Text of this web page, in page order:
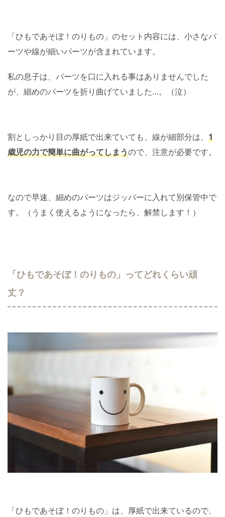
「ひもであそぼ！のりもの」のセット内容には、小さなパ
ーツや線が細いパーツが含まれています。
私の息子は、パーツを口に入れる事はありませんでした
が、細めのパーツを折り曲げていました…。（泣）
割としっかり目の厚紙で出来ていても、線が細部分は、 1
歳児の力で簡単に曲がってしまうので、注意が必要です。
なので早速、細めのパーツはジッパーに入れて別保管中で
す。（うまく使えるようになったら、解禁します！）
「ひもであそぼ！のりもの」ってどれくらい頑
丈？
「ひもであそぼ！のりもの」は、厚紙で出来ているので、